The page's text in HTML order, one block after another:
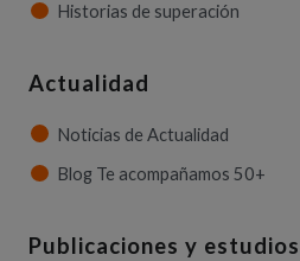
Historias de superación
Actualidad
Noticias de Actualidad
Blog Te acompañamos 50+
Publicaciones y estudios